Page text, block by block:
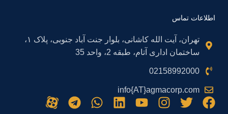
اطلاعات تماس
تهران، آیت الله کاشانی، بلوار جنت آباد جنوبی، پلاک ۱،
ساختمان اداری آتام، طبقه 2، واحد 35
02158992000
info{AT}agmacorp.com